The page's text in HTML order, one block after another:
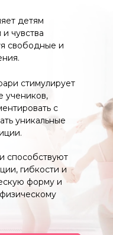
детям
чувства
свободные и
стимулирует
учеников,
с
уникальные
способствуют
гибкости и
форму и